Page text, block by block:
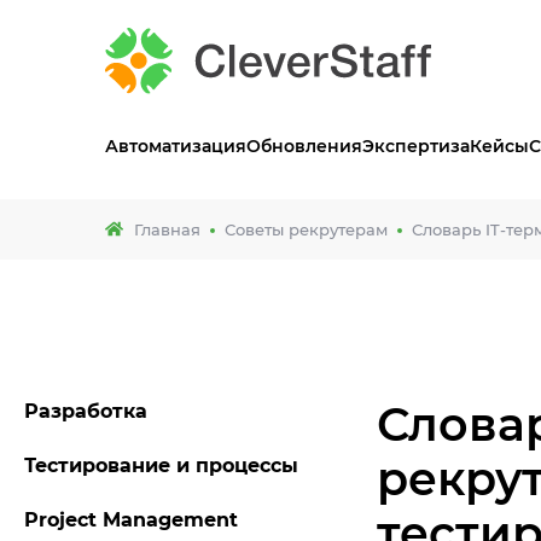
АвтоматизацияОбновленияЭкспертизаКейсы
Главная Советы рекрутерам Словарь IT-
Разработка
Тестирование и процессы
Project Management